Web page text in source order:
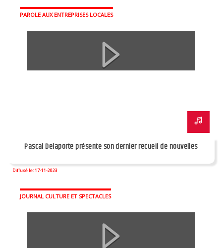
PAROLE AUX ENTREPRISES LOCALES
Pascal Delaporte présente son dernier recueil de nouvelles
Diffusé le: 17-11-2023
JOURNAL CULTURE ET SPECTACLES